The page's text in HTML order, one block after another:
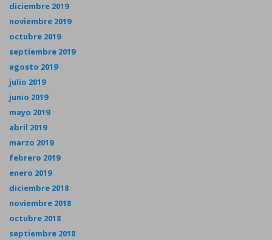
diciembre 2019
noviembre 2019
octubre 2019
septiembre 2019
agosto 2019
julio 2019
junio 2019
mayo 2019
abril 2019
marzo 2019
febrero 2019
enero 2019
diciembre 2018
noviembre 2018
octubre 2018
septiembre 2018